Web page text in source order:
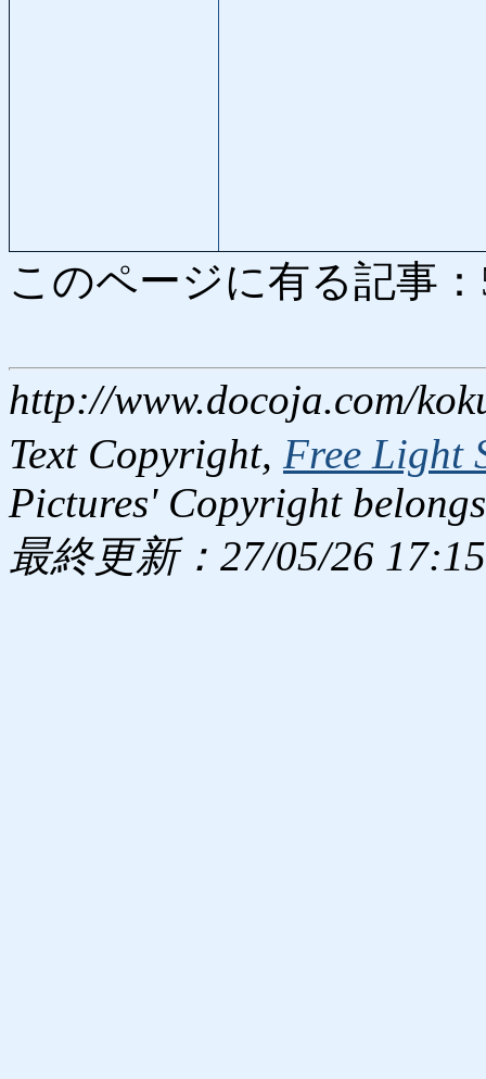
このページに有る記事
http://www.docoja.com/
Text Copyright, Free Light
Pictures' Copyright
最終更新：27/05/26 17:15